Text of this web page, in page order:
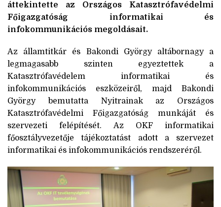
áttekintette az Országos Katasztrófavédelmi
Főigazgatóság informatikai és
infokommunikációs megoldásait.
Az államtitkár és Bakondi György altábornagy a
legmagasabb szinten egyeztettek a
Katasztrófavédelem informatikai és
infokommunikációs eszközeiről, majd Bakondi
György bemutatta Nyitrainak az Országos
Katasztrófavédelmi Főigazgatóság munkáját és
szervezeti felépítését. Az OKF informatikai
főosztályvezetője tájékoztatást adott a szervezet
informatikai és infokommunikációs rendszeréről.